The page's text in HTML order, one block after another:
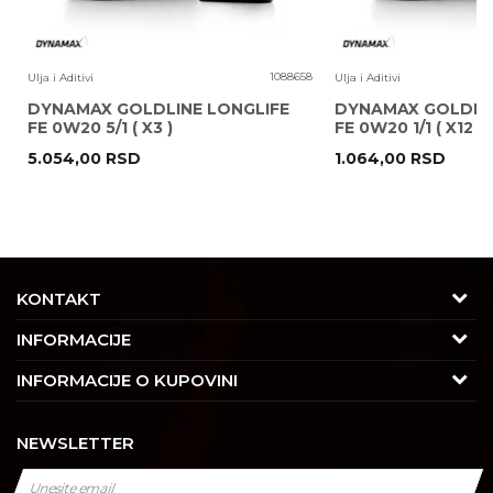
POŠALJI
Ulja i Aditivi 1088658
DYNAMAX GOLDLINE LONGLIFE
FE 0W20 5/1 ( X3 )
5.054,00 RSD
Ulja i Aditivi
DYNAMAX
FE 0W20 1/1 ( X12 )
1.064,00 RSD
KONTAKT
Adresa
Trgovačka 7/2, Čukarica
11030 Beograd, Srbija
INFORMACIJE
O nama
Saradnja
Kontakt
INFORMACIJE O KUPOVINI
Izjava o privatnosti i sigurnosti podataka
Kako kupiti
NEWSLETTER